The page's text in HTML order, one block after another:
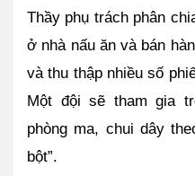
Thầy phụ trách phân
ở nhà nấu ăn và bán
và thu thập nhiều số
Một đội sẽ tham gia
phòng ma, chui dây
bột”.